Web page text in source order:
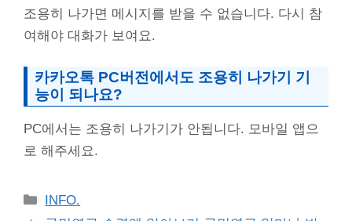
조용히 나가면 메시지를 받을 수 없습니다. 다시 참
여해야 대화가 보여요.
카카오톡 PC버전에서도 조용히 나가기 기
능이 되나요?
PC에서는 조용히 나가기가 안됩니다. 모바일 앱으
로 해주세요.
Categories
INFO.